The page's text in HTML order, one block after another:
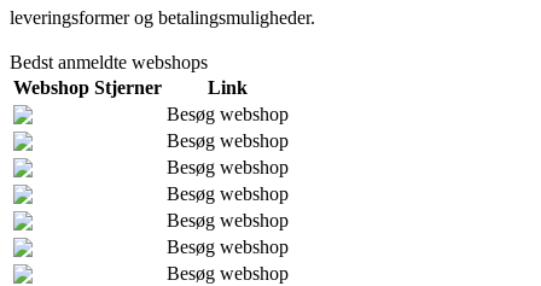
leveringsformer og betalingsmuligheder.
Bedst anmeldte webshops
Webshop Stjerner
Link
Besøg webshop
Besøg webshop
Besøg webshop
Besøg webshop
Besøg webshop
Besøg webshop
Besøg webshop